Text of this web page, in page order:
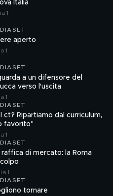
Italia
1
aperto
1
a un difensore del
verso l'uscita
1
ct? Ripartiamo dal curriculum,
favorito"
1
raffica di mercato: la Roma
1
tornare